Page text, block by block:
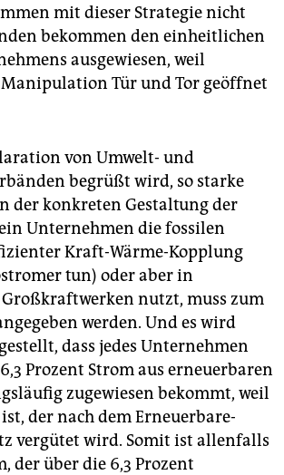
mit dieser Strategie nicht
bekommen den einheitlichen
ausgewiesen, weil
Tür und Tor geöffnet
von Umwelt- und
begrüßt wird, so starke
der konkreten Gestaltung der
Unternehmen die fossilen
Kraft-Wärme-Kopplung
tun) oder aber in
nutzt, muss zum
werden. Und es wird
dass jedes Unternehmen
Prozent Strom aus erneuerbaren
zugewiesen bekommt, weil
der nach dem Erneuerbare-
vergütet wird. Somit ist allenfalls
der über die 6,3 Prozent